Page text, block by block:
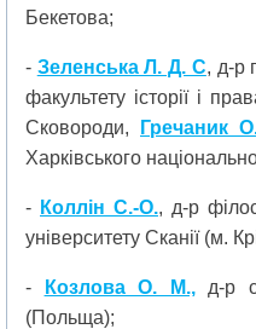
Бекетова;
- Зеленська Л. Д. С, д-р
факультету історії і
Сковороди,
Гречаник
Харківського
- Коллін С.-О., д-р
університету Сканії (м.
- Козлова О. М.,д-р
(Польща);